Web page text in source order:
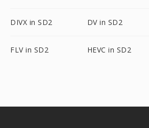
DIVX in SD2 DV in SD2
FLV in SD2 HEVC in SD2